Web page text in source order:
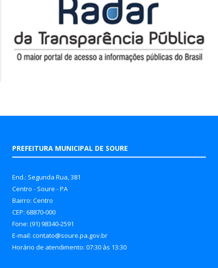
PREFEITURA MUNICIPAL DE SOURE
End.: Segunda Rua, 381
Centro - Soure - PA
Bairro: Centro
CEP: 68870-000
Fone: (91) 98340-2591
E-mail: contato@soure.pa.gov.br
Horário de atendimento: 07:30 às 13:30